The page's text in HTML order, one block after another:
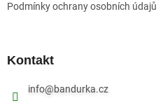
Podmínky ochrany osobních údajů
Kontakt
info@bandurka.cz